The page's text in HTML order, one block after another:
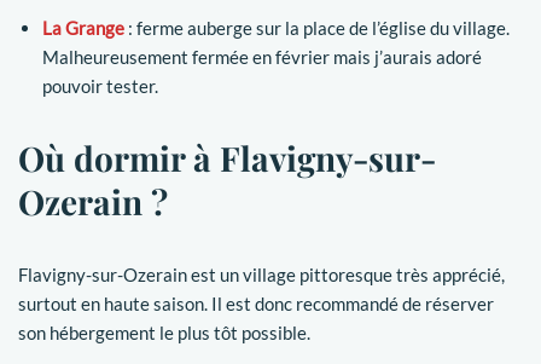
La Grange : ferme auberge sur la place de l’église du village.
Malheureusement fermée en février mais j’aurais adoré
pouvoir tester.
Où dormir à Flavigny-sur-
Ozerain ?
Flavigny-sur-Ozerain est un village pittoresque très apprécié,
surtout en haute saison. Il est donc recommandé de réserver
son hébergement le plus tôt possible.